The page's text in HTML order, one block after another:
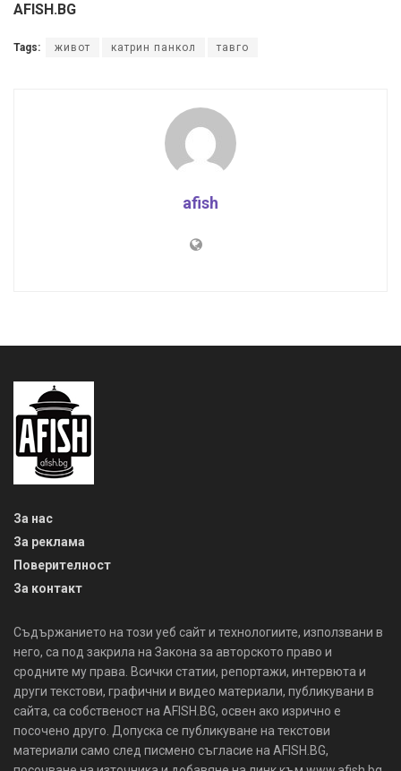
AFISH.BG
Tags: живот катрин панкол тавго
afish
За нас
За реклама
Поверителност
За контакт
Съдържанието на този уеб сайт и технологиите, използвани в
него, са под закрила на Закона за авторското право и
сродните му права. Всички статии, репортажи, интервюта и
други текстови, графични и видео материали, публикувани в
сайта, са собственост на AFISH.BG, освен ако изрично е
посочено друго. Допуска се публикуване на текстови
материали само след писмено съгласие на AFISH.BG,